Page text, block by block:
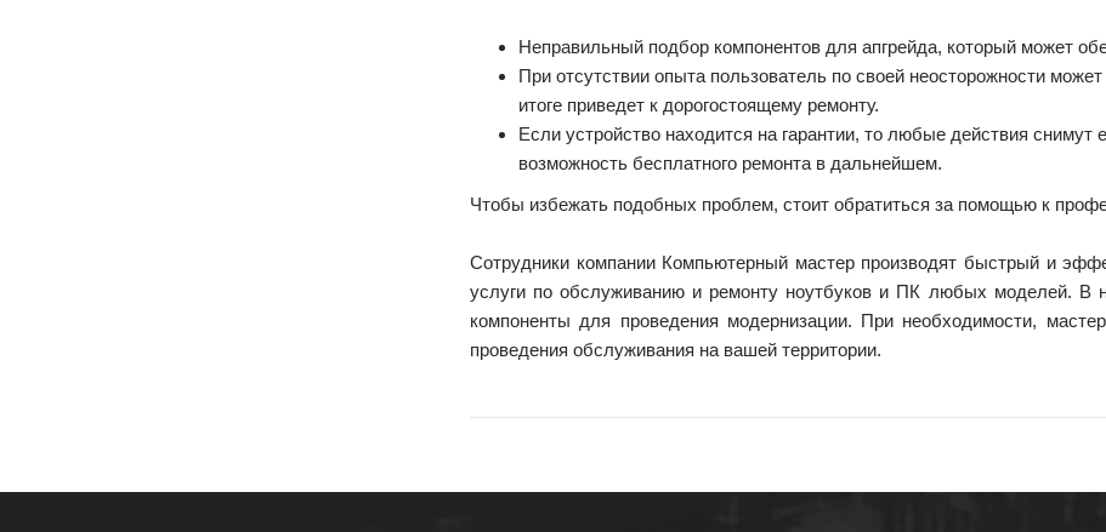
Неправильный подбор компонентов для апгрейда, который может
При отсутствии опыта пользователь по своей неосторожности
итоге приведет к дорогостоящему ремонту.
Если устройство находится на гарантии, то любые действия снимут
возможность бесплатного ремонта в дальнейшем.
Чтобы избежать подобных проблем, стоит обратиться за помощью к
Сотрудники компании Компьютерный мастер производят быстрый и
услуги по обслуживанию и ремонту ноутбуков и ПК любых моделей. В
компоненты для проведения модернизации. При необходимости,
проведения обслуживания на вашей территории.